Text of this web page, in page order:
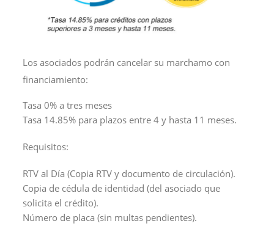
Los asociados podrán cancelar su marchamo con
financiamiento:
Tasa 0% a tres meses
Tasa 14.85% para plazos entre 4 y hasta 11 meses.
Requisitos:
RTV al Día (Copia RTV y documento de circulación).
Copia de cédula de identidad (del asociado que
solicita el crédito).
Número de placa (sin multas pendientes).